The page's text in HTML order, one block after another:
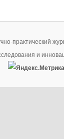
практический
и